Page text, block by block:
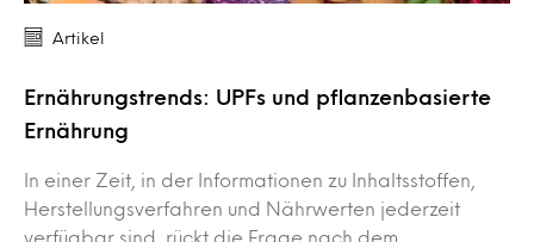
Artikel
Ernährungstrends: UPFs und pflanzenbasierte
Ernährung
In einer Zeit, in der Informationen zu Inhaltsstoffen,
Herstellungsverfahren und Nährwerten jederzeit
verfügbar sind, rückt die Frage nach dem